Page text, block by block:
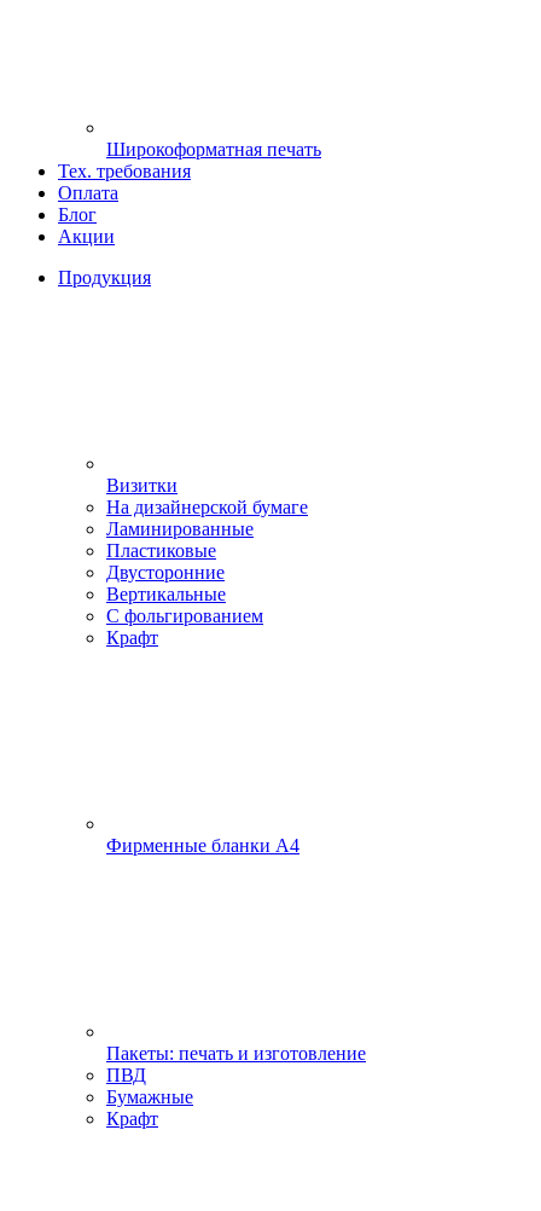
Широкоформатная печать
Тех. требования
Оплата
Блог
Акции
Продукция
Визитки
На дизайнерской бумаге
Ламинированные
Пластиковые
Двусторонние
Вертикальные
С фольгированием
Крафт
Фирменные бланки А4
Пакеты: печать и изготовление
ПВД
Бумажные
Крафт